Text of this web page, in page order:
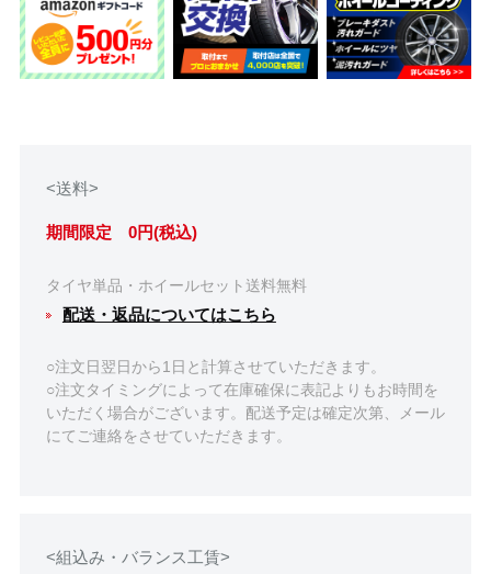
<送料>
期間限定 0円(税込)
タイヤ単品・ホイールセット送料無料
配送・返品についてはこちら
○注文日翌日から1日と計算させていただきます。
○注文タイミングによって在庫確保に表記よりもお時間を
いただく場合がございます。配送予定は確定次第、メール
にてご連絡をさせていただきます。
<組込み・バランス工賃>